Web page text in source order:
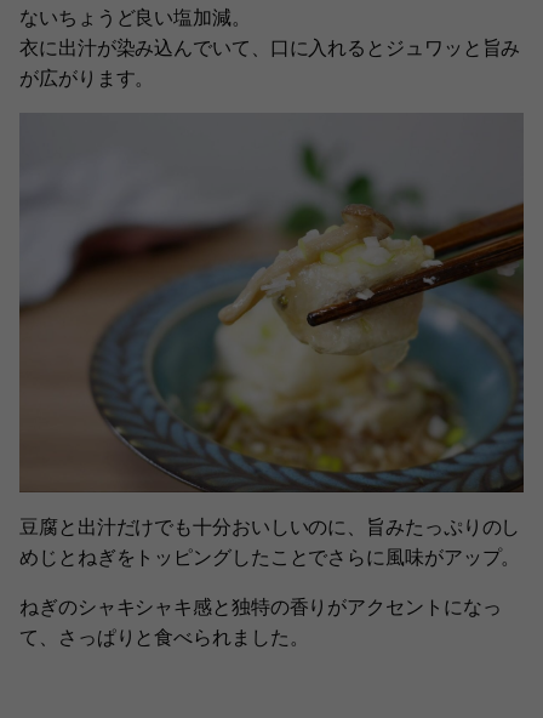
ないちょうど良い塩加減。
衣に出汁が染み込んでいて、口に入れるとジュワッと旨み
が広がります。
豆腐と出汁だけでも十分おいしいのに、旨みたっぷりのし
めじとねぎをトッピングしたことでさらに風味がアップ。
ねぎのシャキシャキ感と独特の香りがアクセントになっ
て、さっぱりと食べられました。